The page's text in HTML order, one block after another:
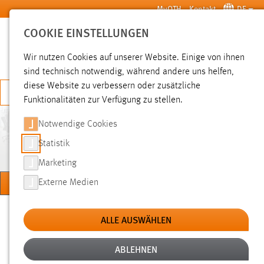
Zum Hauptinhalt springen MyOTH Kontakt DE
SUCHE
JETZT BEWERBEN
ELEKTROTECHNIK, MEDIEN
UND INFORMATIK
Sie sind hier:
Hochschule Fakultät EMI
PASSWORTABFRAGEFOTOS
COOKIE EINSTELLUNGEN
Wir nutzen Cookies auf unserer Website. Einige von ihnen
sind technisch notwendig, während andere uns helfen,
diese Website zu verbessern oder zusätzliche
Funktionalitäten zur Verfügung zu stellen.
Notwendige Cookies
Statistik
Marketing
Externe Medien
ALLE AUSWÄHLEN
ABLEHNEN